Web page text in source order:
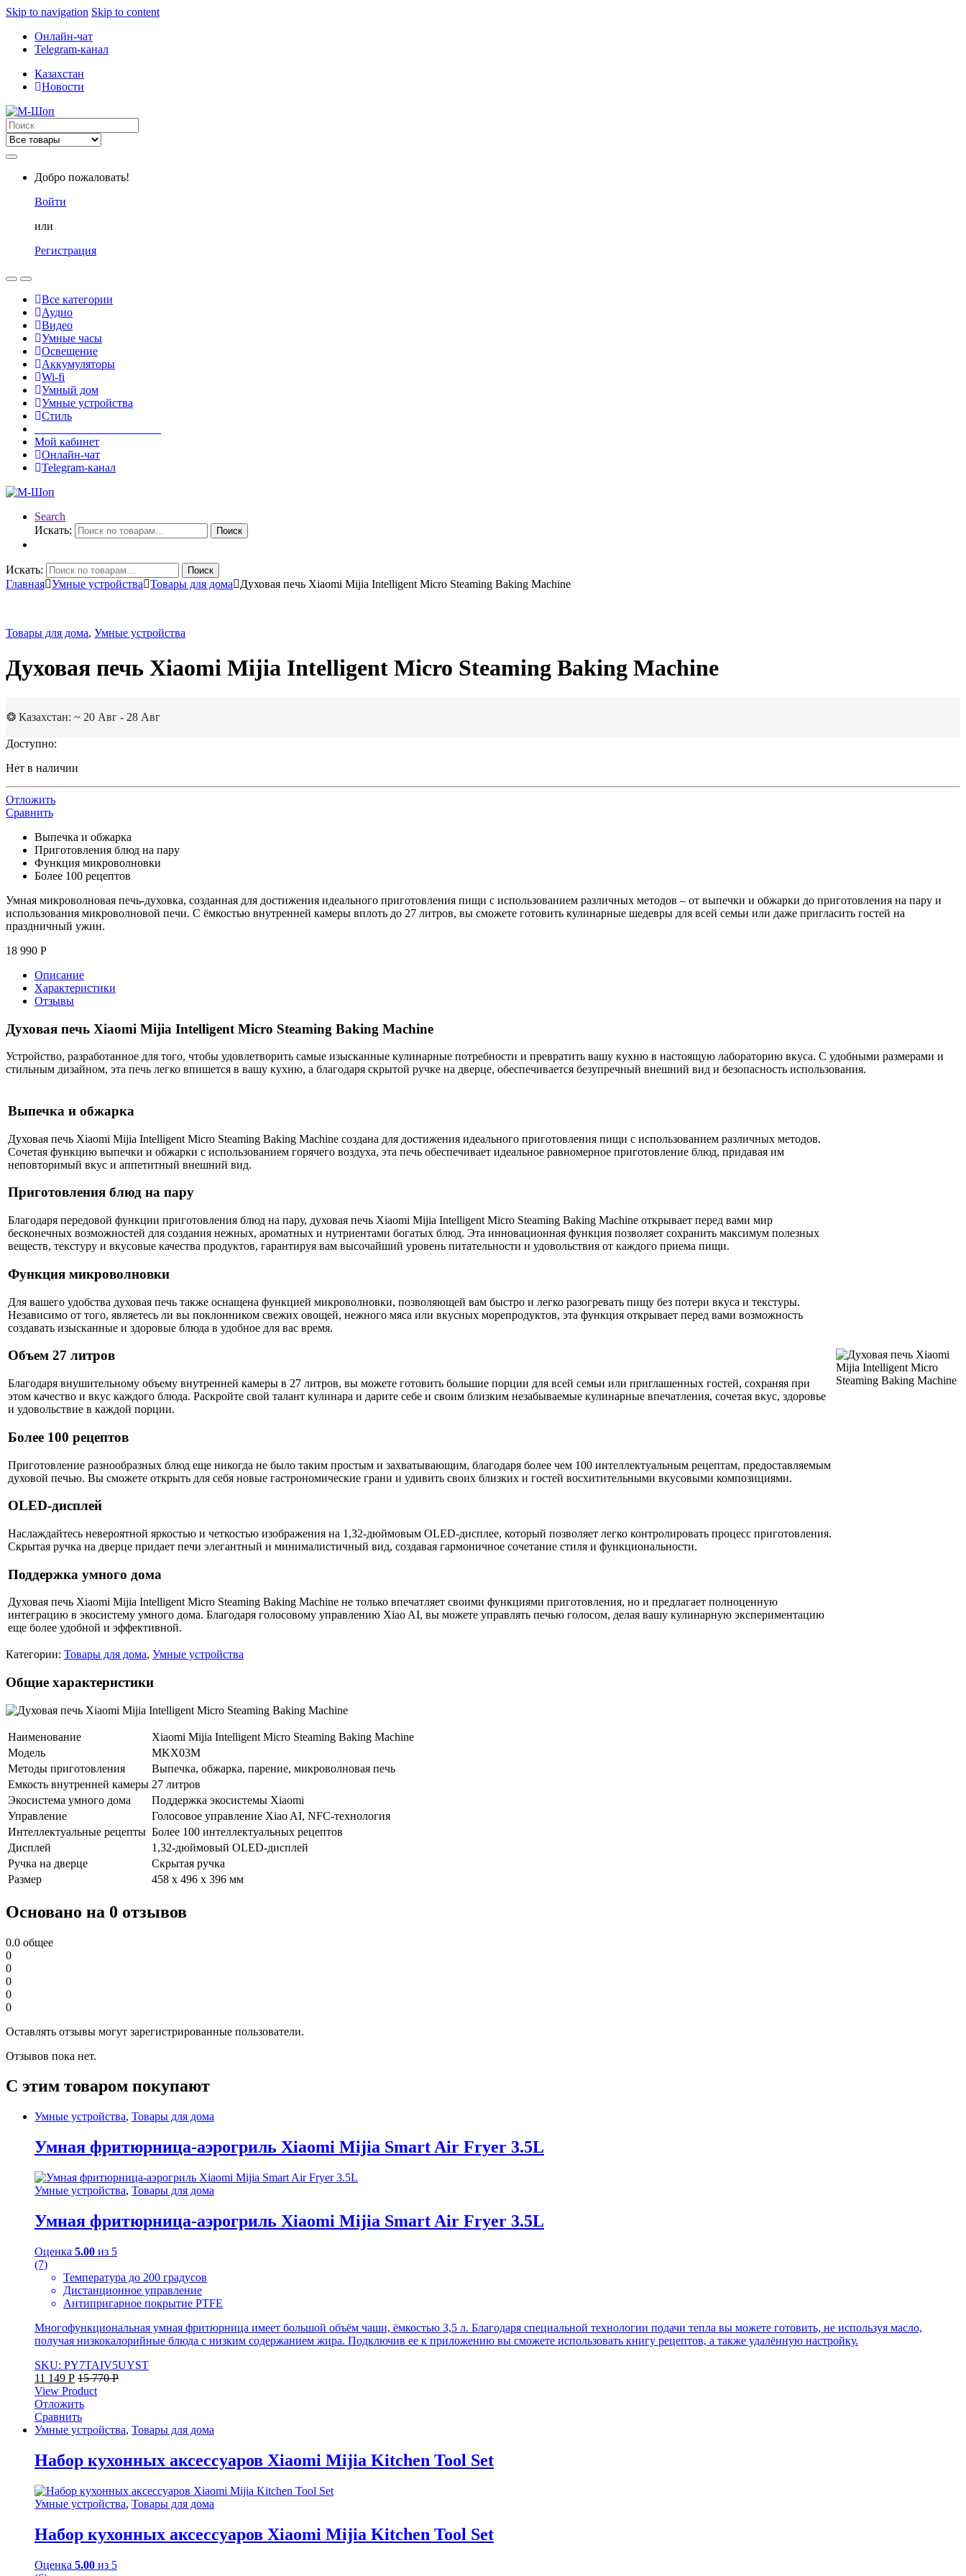
Skip to navigation Skip to content
Онлайн-чат
Telegram-канал
Казахстан
Новости
Search
for:
Добро пожаловать!
Войти
или
Регистрация
Все категории
Аудио
Видео
Умные часы
Освещение
Аккумуляторы
Wi-fi
Умный дом
Умные устройства
Стиль
Мой кабинет
Онлайн-чат
Telegram-канал
Search
Искать:
Поиск
Искать: Поиск
Главная Умные устройства Товары для дома Духовая печь Xiaomi Mijia Intelligent Micro Steaming Baking Machine
Товары для дома, Умные устройства
Духовая печь Xiaomi Mijia Intelligent Micro Steaming Baking Machine
❂ Казахстан: ~ 20 Авг - 28 Авг
Доступно:
Нет в наличии
Отложить
Сравнить
Выпечка и обжарка
Приготовления блюд на пару
Функция микроволновки
Более 100 рецептов
Умная микроволновая печь-духовка, созданная для достижения идеального приготовления пищи с использованием различных методов – от выпечки и обжарки до приготовления на пару и
использования микроволновой печи. С ёмкостью внутренней камеры вплоть до 27 литров, вы сможете готовить кулинарные шедевры для всей семьи или даже пригласить гостей на
праздничный ужин.
18 990 Р
Описание
Характеристики
Отзывы
Духовая печь Xiaomi Mijia Intelligent Micro Steaming Baking Machine
Устройство, разработанное для того, чтобы удовлетворить самые изысканные кулинарные потребности и превратить вашу кухню в настоящую лабораторию вкуса. С удобными размерами и
стильным дизайном, эта печь легко впишется в вашу кухню, а благодаря скрытой ручке на дверце, обеспечивается безупречный внешний вид и безопасность использования.
Выпечка и обжарка
Духовая печь Xiaomi Mijia Intelligent Micro Steaming Baking Machine создана для достижения идеального приготовления пищи с использованием различных методов.
Сочетая функцию выпечки и обжарки с использованием горячего воздуха, эта печь обеспечивает идеальное равномерное приготовление блюд, придавая им
неповторимый вкус и аппетитный внешний вид.
Приготовления блюд на пару
Благодаря передовой функции приготовления блюд на пару, духовая печь Xiaomi Mijia Intelligent Micro Steaming Baking Machine открывает перед вами мир
бесконечных возможностей для создания нежных, ароматных и нутриентами богатых блюд. Эта инновационная функция позволяет сохранить максимум полезных
веществ, текстуру и вкусовые качества продуктов, гарантируя вам высочайший уровень питательности и удовольствия от каждого приема пищи.
Функция микроволновки
Для вашего удобства духовая печь также оснащена функцией микроволновки, позволяющей вам быстро и легко разогревать пищу без потери вкуса и текстуры.
Независимо от того, являетесь ли вы поклонником свежих овощей, нежного мяса или вкусных морепродуктов, эта функция открывает перед вами возможность
создавать изысканные и здоровые блюда в удобное для вас время.
Объем 27 литров
Благодаря внушительному объему внутренней камеры в 27 литров, вы можете готовить большие порции для всей семьи или приглашенных гостей, сохраняя при
этом качество и вкус каждого блюда. Раскройте свой талант кулинара и дарите себе и своим близким незабываемые кулинарные впечатления, сочетая вкус, здоровье
и удовольствие в каждой порции.
Более 100 рецептов
Приготовление разнообразных блюд еще никогда не было таким простым и захватывающим, благодаря более чем 100 интеллектуальным рецептам, предоставляемым
духовой печью. Вы сможете открыть для себя новые гастрономические грани и удивить своих близких и гостей восхитительными вкусовыми композициями.
OLED-дисплей
Наслаждайтесь невероятной яркостью и четкостью изображения на 1,32-дюймовым OLED-дисплее, который позволяет легко контролировать процесс приготовления.
Скрытая ручка на дверце придает печи элегантный и минималистичный вид, создавая гармоничное сочетание стиля и функциональности.
Поддержка умного дома
Духовая печь Xiaomi Mijia Intelligent Micro Steaming Baking Machine не только впечатляет своими функциями приготовления, но и предлагает полноценную
интеграцию в экосистему умного дома. Благодаря голосовому управлению Xiao AI, вы можете управлять печью голосом, делая вашу кулинарную экспериментацию
еще более удобной и эффективной.
Категории: Товары для дома, Умные устройства
Общие характеристики
Наименование
Xiaomi Mijia Intelligent Micro Steaming Baking Machine
Модель
MKX03M
Методы приготовления
Выпечка, обжарка, парение, микроволновая печь
Емкость внутренней камеры 27 литров
Экосистема умного дома
Поддержка экосистемы Xiaomi
Управление
Голосовое управление Xiao AI, NFC-технология
Интеллектуальные рецепты Более 100 интеллектуальных рецептов
Дисплей
1,32-дюймовый OLED-дисплей
Ручка на дверце
Скрытая ручка
Размер
458 x 496 x 396 мм
Основано на 0 отзывов
0.0 общее
0
0
0
0
0
Оставлять отзывы могут зарегистрированные пользователи.
Отзывов пока нет.
С этим товаром покупают
Умные устройства, Товары для дома
Умная фритюрница-аэрогриль Xiaomi Mijia Smart Air Fryer 3.5L
Умные устройства, Товары для дома
Умная фритюрница-аэрогриль Xiaomi Mijia Smart Air Fryer 3.5L
Оценка 5.00 из 5
(7)
Температура до 200 градусов
Дистанционное управление
Антипригарное покрытие PTFE
Многофункциональная умная фритюрница имеет большой объём чаши, ёмкостью 3,5 л. Благодаря специальной технологии подачи тепла вы можете готовить, не используя масло,
получая низкокалорийные блюда с низким содержанием жира. Подключив ее к приложению вы сможете использовать книгу рецептов, а также удалённую настройку.
SKU: PY7TAIV5UYST
11 149 Р 15 770Р
View Product
Отложить
Сравнить
Умные устройства, Товары для дома
Набор кухонных аксессуаров Xiaomi Mijia Kitchen Tool Set
Умные устройства, Товары для дома
Набор кухонных аксессуаров Xiaomi Mijia Kitchen Tool Set
Оценка 5.00 из 5